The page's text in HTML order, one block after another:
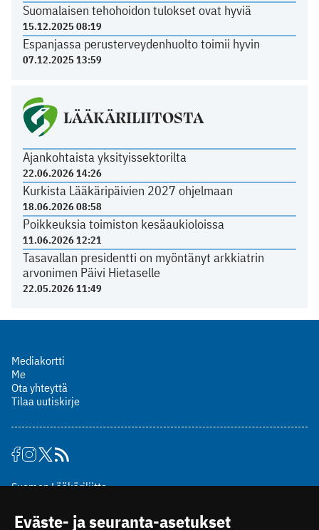
Suomalaisen tehohoidon tulokset ovat hyviä
15.12.2025 08:19
Espanjassa perusterveydenhuolto toimii hyvin
07.12.2025 13:59
LÄÄKÄRILIITOSTA
Ajankohtaista yksityissektorilta
22.06.2026 14:26
Kurkista Lääkäripäivien 2027 ohjelmaan
18.06.2026 08:58
Poikkeuksia toimiston kesäaukioloissa
11.06.2026 12:21
Tasavallan presidentti on myöntänyt arkkiatrin
arvonimen Päivi Hietaselle
22.05.2026 11:49
Mediakortti
Me
Ota yhteyttä
Tilaa uutiskirje
Suomen Lääkäriliitto
00510 Helsinki
Eväste- ja seuranta-asetukset